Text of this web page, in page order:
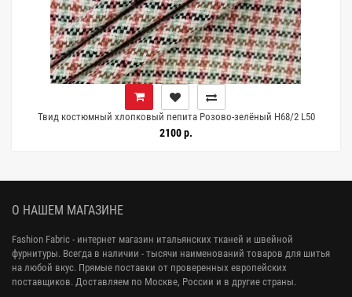
Твид костюмный хлопковый пепита Розово-зелёный H68/2 L50
25072604
2100 р.
О НАШЕМ МАГАЗИНЕ
Fashion Fabric - интернет магазин итальянских тканей и швейной
фурнитуры. Всегда в наличии - тысячи наименований товаров для шитья
на любой вкус. Прямые поставки от проверенных европейских
поставщиков. Доставляем по Москве, России и в другие страны.